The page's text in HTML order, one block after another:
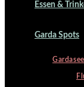
Essen &
Garda Spots